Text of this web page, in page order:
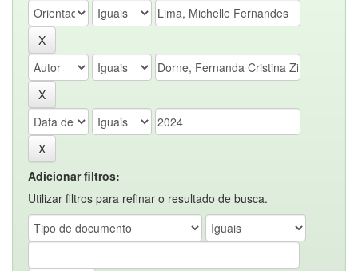
Adicionar filtros:
Utilizar filtros para refinar o resultado de busca.